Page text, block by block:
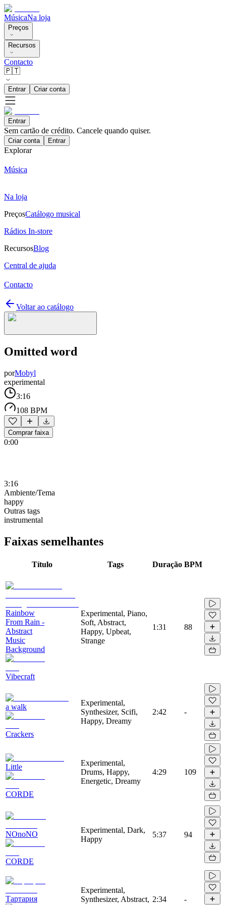
MúsicaNa loja
Preços
Recursos
Contacto
🇵🇹
Entrar Criar conta
Entrar
Sem cartão de crédito. Cancele quando quiser.
Criar conta Entrar
Explorar
Música
Na loja
PreçosCatálogo musical
Rádios In-store
RecursosBlog
Central de ajuda
Contacto
Voltar ao catálogo
Omitted word
porMobyl
experimental
3:16
108 BPM
Comprar faixa
0:00
3:16
Ambiente/Tema
happy
Outras tags
instrumental
Faixas semelhantes
Título Tags Duração BPM
Rainbow
From Rain -
Abstract
Music
Background
Vibecraft
Experimental, Piano,
Soft, Abstract,
Happy, Upbeat,
Strange
1:31 88
a walk
Crackers
Experimental,
Synthesizer, Scifi,
Happy, Dreamy
2:42 -
Little
CORDE
Experimental,
Drums, Happy,
Energetic, Dreamy
4:29 109
NOnoNO
CORDE
Experimental, Dark,
Happy
5:37 94
Тартария
Experimental,
Synthesizer, Abstract, 2:34 -